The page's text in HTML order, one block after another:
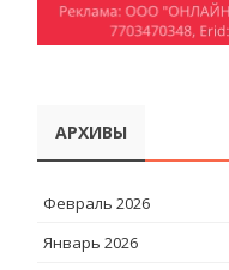
АРХИВЫ
Февраль 2026
Январь 2026